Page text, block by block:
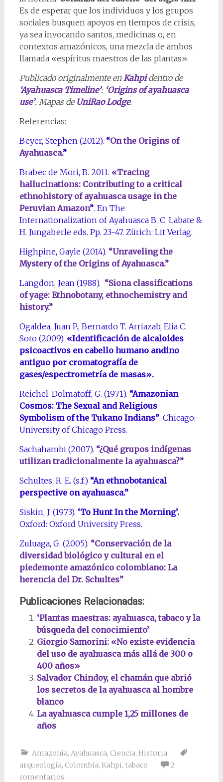
Es de esperar que los individuos y los grupos
sociales busquen apoyos en tiempos de crisis,
ya sea invocando santos, medicinas o, en
contextos amazónicos, una mezcla de ambos
llamada «espíritus maestros de las plantas».
Publicado originalmente en Kahpidentro de
‘Ayahuasca Timeline’: ‘Origins of ayahuasca
use’. Mapas de UniRao Lodge.
Referencias:
Beyer, Stephen (2012). “On the Origins of
Ayahuasca.”
Brabec de Mori, B. 2011. «Tracing
hallucinations: Contributing to a critical
ethnohistory of ayahuasca usage in the
Peruvian Amazon”. En The
Internationalization of Ayahuasca B. C. Labate &
H. Jungaberle eds. Pp. 23-47. Zürich: Lit Verlag.
Highpine, Gayle (2014). “Unraveling the
Mystery of the Origins of Ayahuasca.”
Langdon, Jean (1988). “Siona classifications
of yage: Ethnobotany, ethnochemistry and
history.”
Ogaldea, Juan P., Bernardo T. Arriazab, Elia C.
Soto (2009). «Identificación de alcaloides
psicoactivos en cabello humano andino
antiguo por cromatografía de
gases/espectrometría de masas».
Reichel-Dolmatoff, G. (1971). “Amazonian
Cosmos: The Sexual and Religious
Symbolism of the Tukano Indians”. Chicago:
University of Chicago Press.
Sachahambi (2007). “¿Qué grupos indígenas
utilizan tradicionalmente la ayahuasca?”
Schultes, R. E. (s.f.) “An ethnobotanical
perspective on ayahuasca.”
Siskin, J. (1973). ‘To Hunt In the Morning’.
Oxford: Oxford University Press.
Zuluaga, G. (2005). “Conservación de la
diversidad biológico y cultural en el
piedemonte amazónico colombiano: La
herencia del Dr. Schultes”
Publicaciones Relacionadas:
‘Plantas maestras: ayahuasca, tabaco y la
búsqueda del conocimiento’
Giorgio Samorini: «No existe evidencia
del uso de ayahuasca más allá de 300 o
400 años»
Salvador Chindoy, el chamán que abrió
los secretos de la ayahuasca al hombre
blanco
La ayahuasca cumple 1,25 millones de
años
Amazonia, Ayahuasca, Ciencia, Historia
arqueología, Colombia, Kahpi, tabaco
2
comentarios